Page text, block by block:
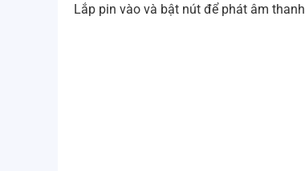
Lắp pin vào và bật nút để phát âm thanh